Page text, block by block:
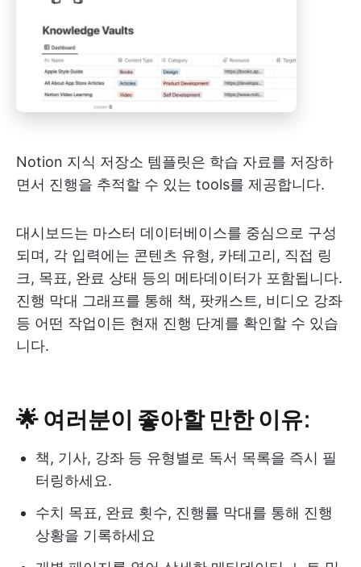
Notion 지식 저장소 템플릿은 학습 자료를 저장하
면서 진행을 추적할 수 있는 tools를 제공합니다.
대시보드는 마스터 데이터베이스를 중심으로 구성
되며, 각 입력에는 콘텐츠 유형, 카테고리, 직접 링
크, 목표, 완료 상태 등의 메타데이터가 포함됩니다.
진행 막대 그래프를 통해 책, 팟캐스트, 비디오 강좌
등 어떤 작업이든 현재 진행 단계를 확인할 수 있습
니다.
🌟 여러분이 좋아할 만한 이유:
책, 기사, 강좌 등 유형별로 독서 목록을 즉시 필
터링하세요.
수치 목표, 완료 횟수, 진행률 막대를 통해 진행
상황을 기록하세요